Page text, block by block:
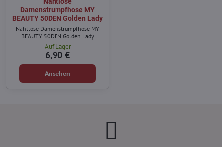
Nahtlose
Damenstrumpfhose MY
BEAUTY 50DEN Golden Lady
Nahtlose Damenstrumpfhose MY
BEAUTY 50DEN Golden Lady
Auf Lager
6,90 €
Ansehen